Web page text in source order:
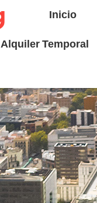
Inicio
Alquiler Temporal